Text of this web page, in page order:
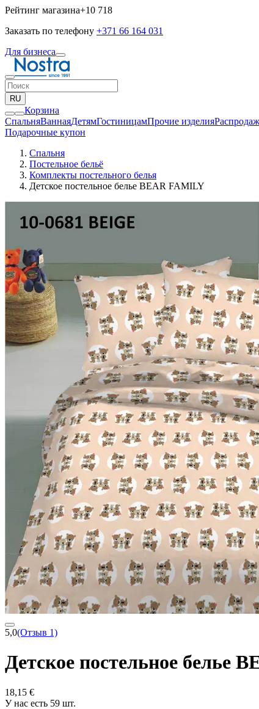
Рейтинг магазина+10 718
Заказать по телефону +371 66 164 031
Для бизнеса
RU
Корзина
СпальняВаннаяДетямГостиницамПрочие изделия
Подарочные купон
Спальня
Постельное бельё
Комплекты постельного белья
Детское постельное белье BEAR FAMILY
5,0(Отзыв 1)
Детское постельное белье
18,15 €
У нас есть 59 шт.